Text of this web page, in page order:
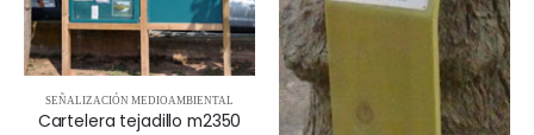
SEÑALIZACIÓN MEDIOAMBIENTAL
Cartelera tejadillo m2350